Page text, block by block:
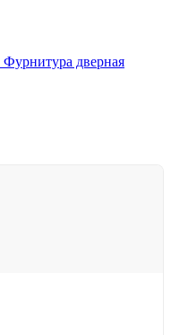
Фурнитура дверная